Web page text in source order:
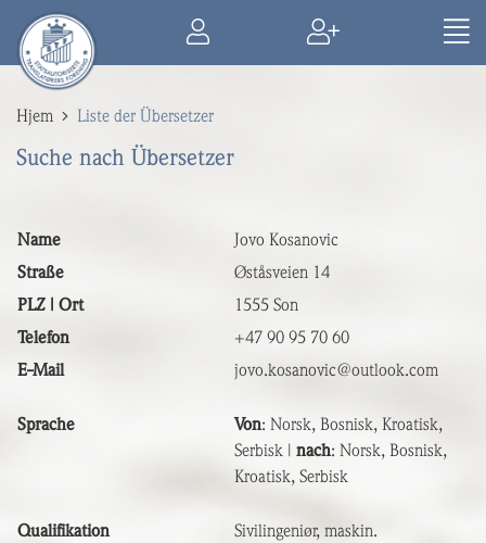
Hjem Liste der Übersetzer
Suche nach Übersetzer
Name
Jovo Kosanovic
Straße
Øståsveien 14
PLZ | Ort
1555 Son
Telefon
+47 90 95 70 60
E-Mail
jovo.kosanovic@outlook.com
Sprache Von: Norsk, Bosnisk, Kroatisk,
Serbisk | nach: Norsk, Bosnisk,
Kroatisk, Serbisk
Qualifikation
Sivilingeniør, maskin.